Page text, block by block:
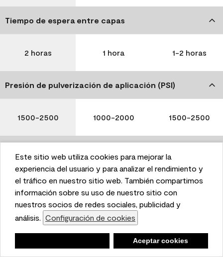
This website uses cookies to enhance user experience
and to analyze performance and traffic on our website.
We also share information about your use of our site
with our social media, advertising, and analytics
partners. Cookie Settings
Accept Cookies
Este sitio web utiliza cookies para mejorar la
experiencia del usuario y para analizar el rendimiento y
el tráfico en nuestro sitio web. También compartimos
información sobre su uso de nuestro sitio con
nuestros socios de redes sociales, publicidad y
análisis. Configuración de cookies
Aceptar cookies
Tiempo de espera entre capas
2 horas 1 hora 1-2 horas
Presión de pulverización de aplicación (PSI)
1500-2500 1000-2000 1500-2500
Agua y jabón Agua y jabón Agua y jabón